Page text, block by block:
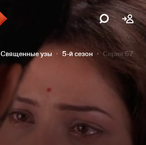
Священные узы 5-й сезон Серия 57